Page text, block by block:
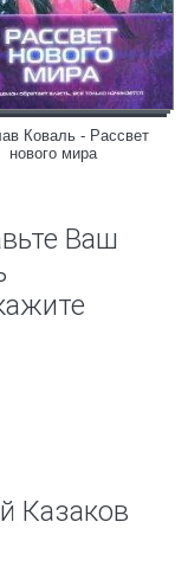
Коваль - Рассвет
нового мира
Ваш
Казаков